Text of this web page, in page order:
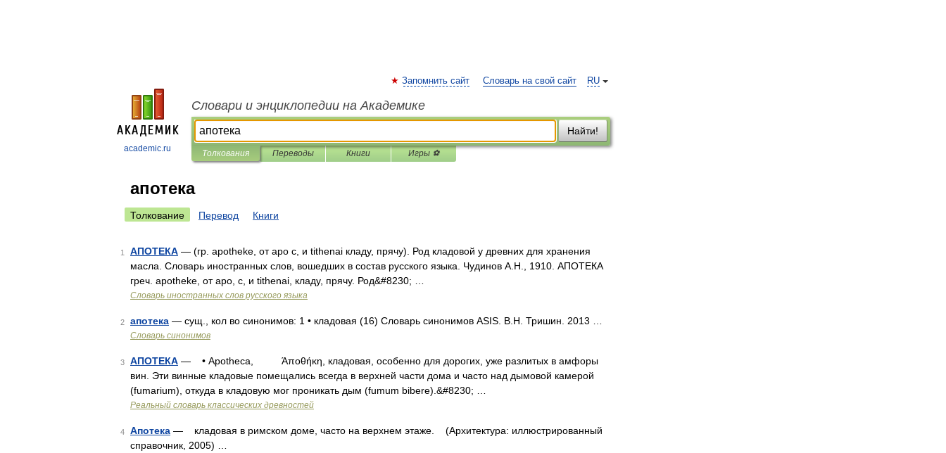
academic.ru
RU
Запомнить сайт Словарь на свой сайт
Словари и энциклопедии на Академике
Найти!
Толкования Переводы Книги Игры ⚽
апотека
Толкование Перевод Книги
1 АПОТЕКА — (гр. apotheke, от apo с, и tithenai кладу, прячу). Род кладовой у древних для хранения
масла. Словарь иностранных слов, вошедших в состав русского языка. Чудинов А.Н., 1910. АПОТЕКА
греч. apotheke, от apo, с, и tithenai, кладу, прячу. Род&#8230; …
Словарь иностранных слов русского языка
2 апотека — сущ., кол во синонимов: 1 • кладовая (16) Словарь синонимов ASIS. В.Н. Тришин. 2013 …
Словарь синонимов
3 АПОТЕКА — • Apotheca, Άποθήκη, кладовая, особенно для дорогих, уже разлитых в амфоры
вин. Эти винные кладовые помещались всегда в верхней части дома и часто над дымовой камерой
(fumarium), откуда в кладовую мог проникать дым (fumum bibere).&#8230; …
Реальный словарь классических древностей
4 Апотека — кладовая в римском доме, часто на верхнем этаже. (Архитектура: иллюстрированный
справочник, 2005) …